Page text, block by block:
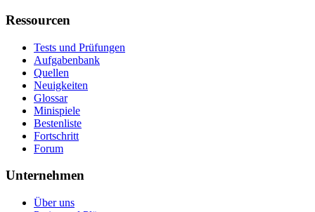
Ressourcen
Tests und Prüfungen
Aufgabenbank
Quellen
Neuigkeiten
Glossar
Minispiele
Bestenliste
Fortschritt
Forum
Unternehmen
Über uns